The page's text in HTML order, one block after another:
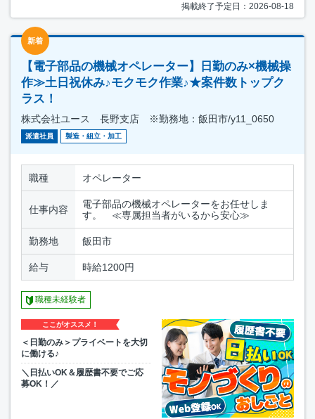
掲載終了予定日：2026-08-18
新着
【電子部品の機械オペレーター】日勤のみ×機械操
作≫土日祝休み♪モクモク作業♪★案件数トップク
ラス！
株式会社ユース 長野支店 ※勤務地：飯田市/y11_0650
派遣社員 製造・組立・加工
職種 オペレーター
仕事内容
電子部品の機械オペレーターをお任せしま
す。 ≪専属担当者がいるから安心≫
勤務地 飯田市
給与 時給1200円
職種未経験者
ここがオススメ！
＜日勤のみ＞プライベートを大切
に働ける♪
＼日払いOK＆履歴書不要でご応
募OK！／